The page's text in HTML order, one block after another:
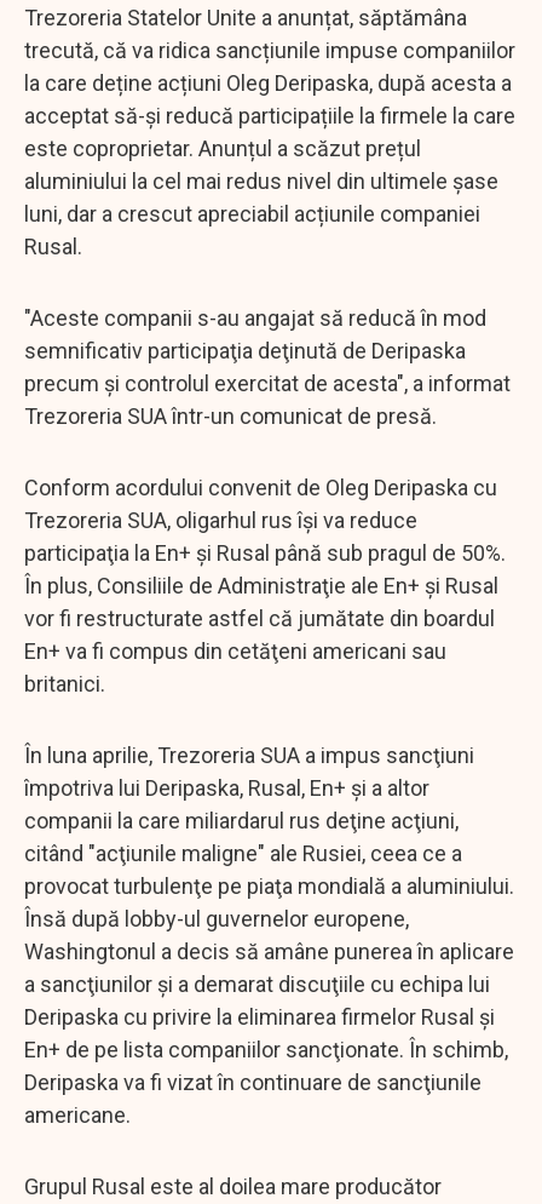
Trezoreria Statelor Unite a anunțat, săptămâna
trecută, că va ridica sancțiunile impuse companiilor
la care deține acțiuni Oleg Deripaska, după acesta a
acceptat să-și reducă participațiile la firmele la care
este coproprietar. Anunțul a scăzut prețul
aluminiului la cel mai redus nivel din ultimele șase
luni, dar a crescut apreciabil acțiunile companiei
Rusal.
"Aceste companii s-au angajat să reducă în mod
semnificativ participaţia deţinută de Deripaska
precum şi controlul exercitat de acesta", a informat
Trezoreria SUA într-un comunicat de presă.
Conform acordului convenit de Oleg Deripaska cu
Trezoreria SUA, oligarhul rus îşi va reduce
participaţia la En+ şi Rusal până sub pragul de 50%.
În plus, Consiliile de Administraţie ale En+ şi Rusal
vor fi restructurate astfel că jumătate din boardul
En+ va fi compus din cetăţeni americani sau
britanici.
În luna aprilie, Trezoreria SUA a impus sancţiuni
împotriva lui Deripaska, Rusal, En+ şi a altor
companii la care miliardarul rus deţine acţiuni,
citând "acţiunile maligne" ale Rusiei, ceea ce a
provocat turbulenţe pe piaţa mondială a aluminiului.
Însă după lobby-ul guvernelor europene,
Washingtonul a decis să amâne punerea în aplicare
a sancţiunilor şi a demarat discuţiile cu echipa lui
Deripaska cu privire la eliminarea firmelor Rusal şi
En+ de pe lista companiilor sancţionate. În schimb,
Deripaska va fi vizat în continuare de sancţiunile
americane.
Grupul Rusal este al doilea mare producător